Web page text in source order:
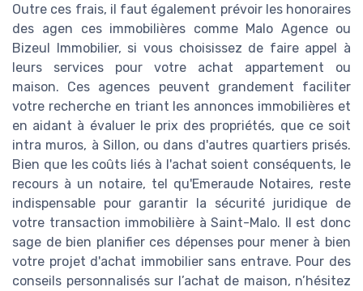
Outre ces frais, il faut également prévoir les honoraires
des agen ces immobilières comme Malo Agence ou
Bizeul Immobilier, si vous choisissez de faire appel à
leurs services pour votre achat appartement ou
maison. Ces agences peuvent grandement faciliter
votre recherche en triant les annonces immobilières et
en aidant à évaluer le prix des propriétés, que ce soit
intra muros, à Sillon, ou dans d'autres quartiers prisés.
Bien que les coûts liés à l'achat soient conséquents, le
recours à un notaire, tel qu'Emeraude Notaires, reste
indispensable pour garantir la sécurité juridique de
votre transaction immobilière à Saint-Malo. Il est donc
sage de bien planifier ces dépenses pour mener à bien
votre projet d'achat immobilier sans entrave. Pour des
conseils personnalisés sur l’achat de maison, n’hésitez